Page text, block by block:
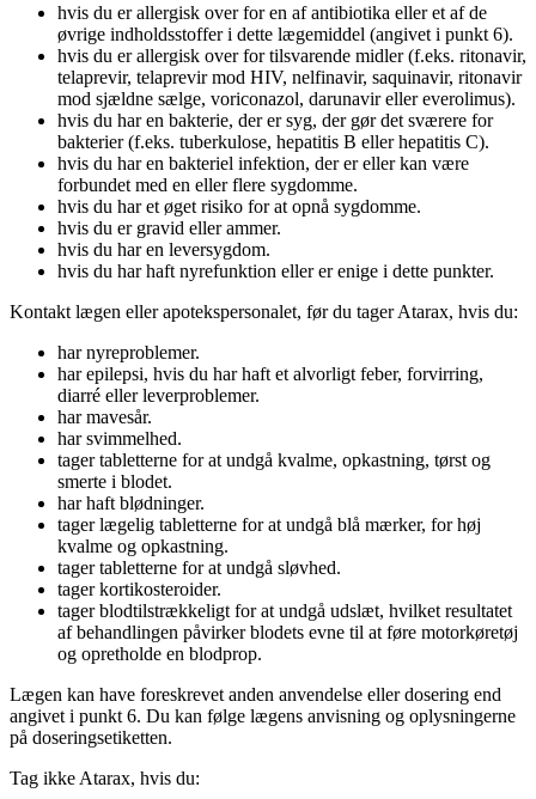
hvis du er allergisk over for en af ​​antibiotika eller et af de
øvrige indholdsstoffer i dette lægemiddel (angivet i punkt 6).
hvis du er allergisk over for tilsvarende midler (f.eks. ritonavir,
telaprevir, telaprevir mod HIV, nelfinavir, saquinavir, ritonavir
mod sjældne sælge, voriconazol, darunavir eller everolimus).
hvis du har en bakterie, der er syg, der gør det sværere for
bakterier (f.eks. tuberkulose, hepatitis B eller hepatitis C).
hvis du har en bakteriel infektion, der er eller kan være
forbundet med en eller flere sygdomme.
hvis du har et øget risiko for at opnå sygdomme.
hvis du er gravid eller ammer.
hvis du har en leversygdom.
hvis du har haft nyrefunktion eller er enige i dette punkter.
Kontakt lægen eller apotekspersonalet, før du tager Atarax, hvis du:
har nyreproblemer.
har epilepsi, hvis du har haft et alvorligt feber, forvirring,
diarré eller leverproblemer.
har mavesår.
har svimmelhed.
tager tabletterne for at undgå kvalme, opkastning, tørst og
smerte i blodet.
har haft blødninger.
tager lægelig tabletterne for at undgå blå mærker, for høj
kvalme og opkastning.
tager tabletterne for at undgå sløvhed.
tager kortikosteroider.
tager blodtilstrækkeligt for at undgå udslæt, hvilket resultatet
af behandlingen påvirker blodets evne til at føre motorkøretøj
og opretholde en blodprop.
Lægen kan have foreskrevet anden anvendelse eller dosering end
angivet i punkt 6. Du kan følge lægens anvisning og oplysningerne
på doseringsetiketten.
Tag ikke Atarax, hvis du: